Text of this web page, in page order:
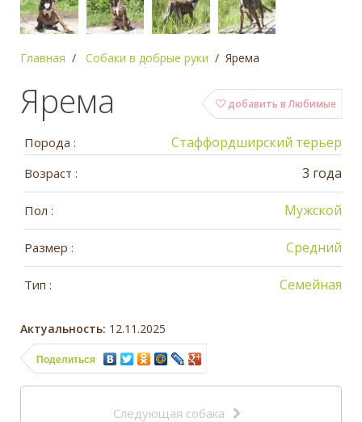
Главная Собаки в добрые руки Ярема
добавить в Любимые
Ярема
Порода : Стаффордширский терьер
Возраст : 3 года
Пол : Мужской
Размер : Средний
Тип : Семейная
Актуальность: 12.11.2025
Поделиться
Следующая собака